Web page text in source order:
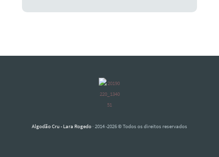
Algodão Cru - Lara Rogedo · 2014 -2026 © Todos os direitos reservados